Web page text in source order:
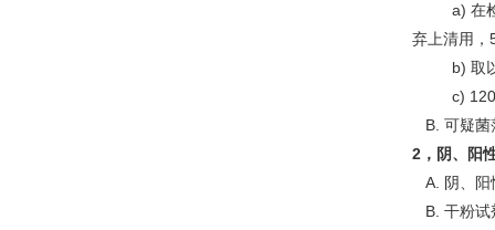
a) 在检测
弃上清用，
b) 取以上
c) 12000
B. 可疑菌
2，阴、阳
A. 阴、阳
B. 干粉试